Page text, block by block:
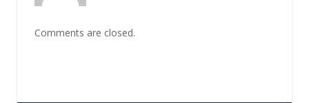
Comments are closed.